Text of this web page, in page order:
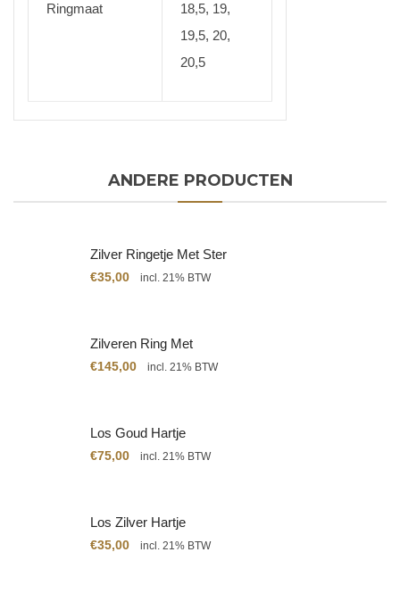
Ringmaat
18,5, 19,
19,5, 20,
20,5
ANDERE PRODUCTEN
Zilver Ringetje Met Ster
€35,00 incl. 21% BTW
Zilveren Ring Met
Citrien
€145,00 incl. 21% BTW
Los Goud Hartje
€75,00 incl. 21% BTW
Los Zilver Hartje
€35,00 incl. 21% BTW